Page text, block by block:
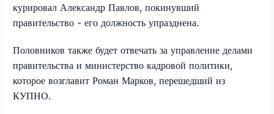
курировал Александр Павлов, покинувший
правительство - его должность упразднена.
Половников также будет отвечать за управление делами
правительства и министерство кадровой политики,
которое возглавит Роман Марков, перешедший из
КУПНО.